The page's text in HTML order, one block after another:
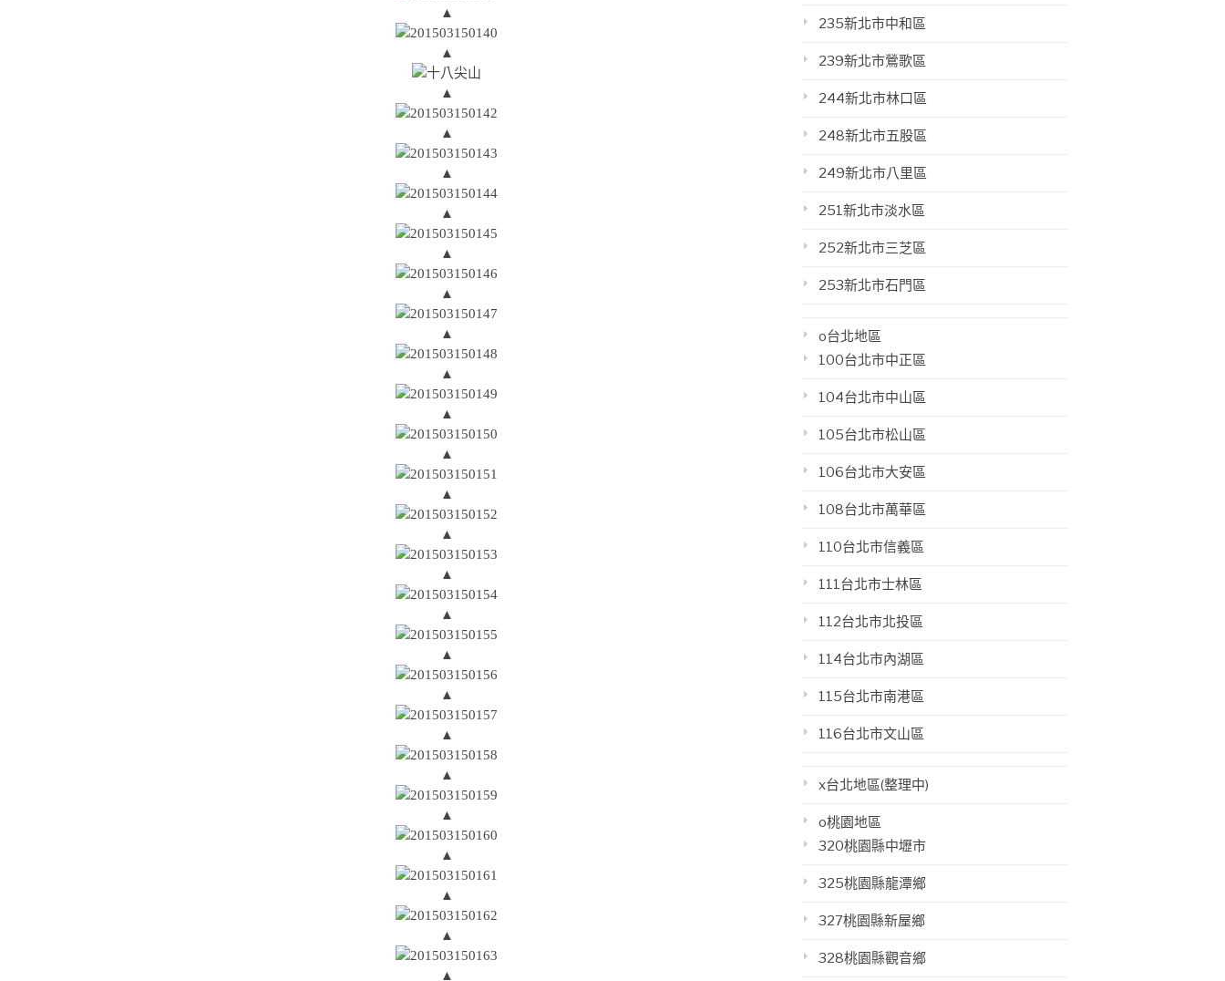
▲
▲
▲
▲
▲
▲
▲
▲
▲
▲
▲
▲
▲
▲
▲
▲
▲
▲
▲
▲
▲
▲
▲
▲
▲
235新北市中和區
239新北市鶯歌區
244新北市林口區
248新北市五股區
249新北市八里區
251新北市淡水區
252新北市三芝區
253新北市石門區
o台北地區
100台北市中正區
104台北市中山區
105台北市松山區
106台北市大安區
108台北市萬華區
110台北市信義區
111台北市士林區
112台北市北投區
114台北市內湖區
115台北市南港區
116台北市文山區
x台北地區(整理中)
o桃園地區
320桃園縣中壢市
325桃園縣龍潭鄉
327桃園縣新屋鄉
328桃園縣觀音鄉